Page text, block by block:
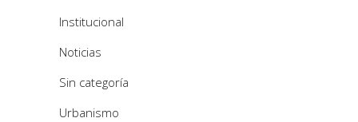
Institucional
Noticias
Sin categoría
Urbanismo